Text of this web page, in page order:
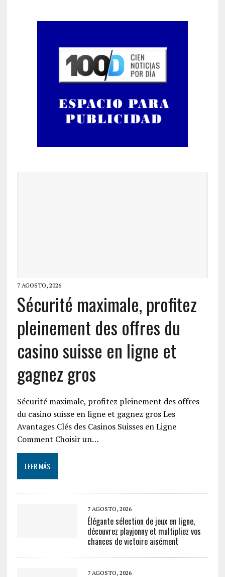
7 AGOSTO, 2026
Sécurité maximale, profitez
pleinement des offres du
casino suisse en ligne et
gagnez gros
Sécurité maximale, profitez pleinement des offres
du casino suisse en ligne et gagnez gros Les
Avantages Clés des Casinos Suisses en Ligne
Comment Choisir un…
LEER MÁS
7 AGOSTO, 2026
Élégante sélection de jeux en ligne,
découvrez playjonny et multipliez vos
chances de victoire aisément
7 AGOSTO, 2026